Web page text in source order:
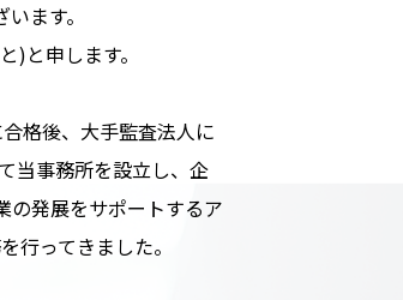
ます。
)と申します。
格後、大手監査法人に
当事務所を設立し、企
の発展をサポートするア
行ってきました。